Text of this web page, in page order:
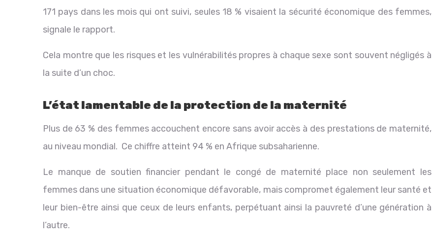
171 pays dans les mois qui ont suivi, seules 18 % visaient la sécurité économique des femmes,
signale le rapport.
Cela montre que les risques et les vulnérabilités propres à chaque sexe sont souvent négligés à
la suite d’un choc.
L’état lamentable de la protection de la maternité
Plus de 63 % des femmes accouchent encore sans avoir accès à des prestations de maternité,
au niveau mondial. Ce chiffre atteint 94 % en Afrique subsaharienne.
Le manque de soutien financier pendant le congé de maternité place non seulement les
femmes dans une situation économique défavorable, mais compromet également leur santé et
leur bien-être ainsi que ceux de leurs enfants, perpétuant ainsi la pauvreté d’une génération à
l’autre.